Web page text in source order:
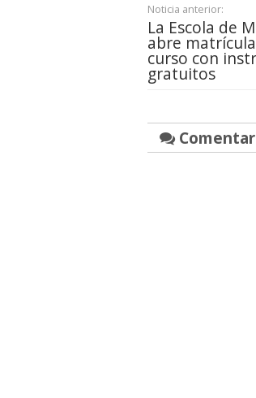
Noticia anterior:
La Escola de
abre
curso con
gratuitos